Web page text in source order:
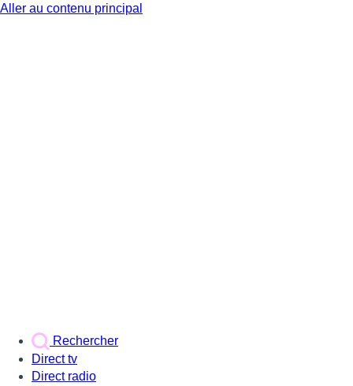
Aller au contenu principal
Rechercher
Direct tv
Direct radio